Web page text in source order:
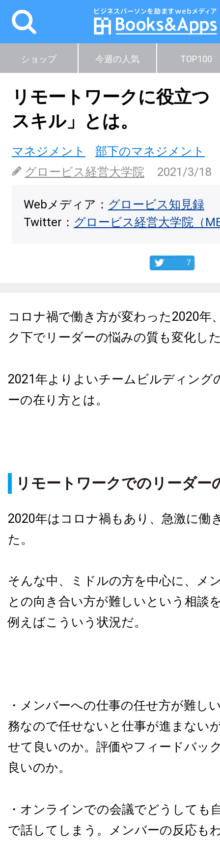
ショップ 今週の人気 TOP100
リモートワークに役立つ
スキル」とは。
マネジメント
部下のマネジメント
グロービス経営大学院
2021/3/18
Webメディア： グロービス知見録
Twitter： グロービス経営大学院（
7
コロナ禍で働き方が変わった2020年
ク下でリーダーの悩みの質も変化し
2021年よりよいチームビルディング
ーの在り方とは。
リモートワークでのリーダー
2020年はコロナ禍もあり、急激に働
た。
そんな中、ミドルの方を中心に、メ
との向き合い方が難しいという相談
例えばこういう状況だ。
・メンバーへの仕事の任せ方が難し
務なので任せないと仕事が進まない
せて良いのか。評価やフィードバッ
良いのか。
・オンラインでの会議でどうしても
で話してしまう。メンバーの反応も